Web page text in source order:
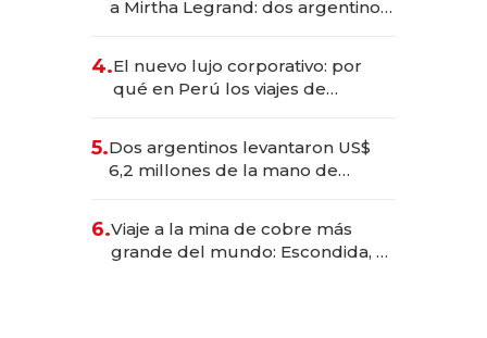
a Mirtha Legrand: dos argentinos
4.El nuevo lujo corporativo: por
qué en Perú los viajes de
para convertirse en experiencias
transformadoras
5.Dos argentinos levantaron US$
6,2 millones de la mano de
6.Viaje a la mina de cobre más
grande del mundo: Escondida, el